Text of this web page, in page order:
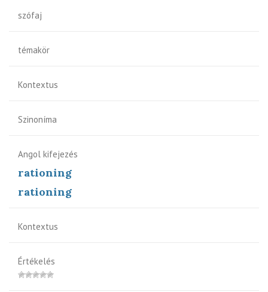
szófaj
témakör
Kontextus
Szinoníma
Angol kifejezés
rationing
rationing
Kontextus
Értékelés